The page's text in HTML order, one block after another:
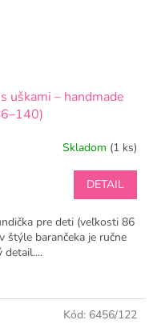
uškami – handmade
Skladom (1 ks)
DETAIL
pre deti (veľkosti 86
štýle barančeka je ručne
detail....
Kód: 6456/122